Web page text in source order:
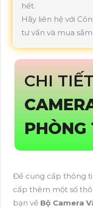
hết.
Hãy liên hệ với
tư vấn và mua
CHI
PHÒNG
Để cung cấp thông
cấp thêm một số
bạn về Bộ Camera